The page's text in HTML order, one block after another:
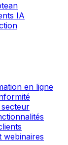
IA
en ligne
webinaires